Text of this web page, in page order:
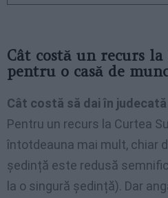
Cât costă un recurs
pentru o casă de
Cât costă să dai în
Pentru un recurs la Curtea
întotdeauna mai mult, chiar
ședință este redusă
la o singură ședință). Dar